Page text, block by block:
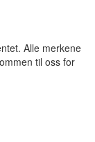
Alle merkene
til oss for